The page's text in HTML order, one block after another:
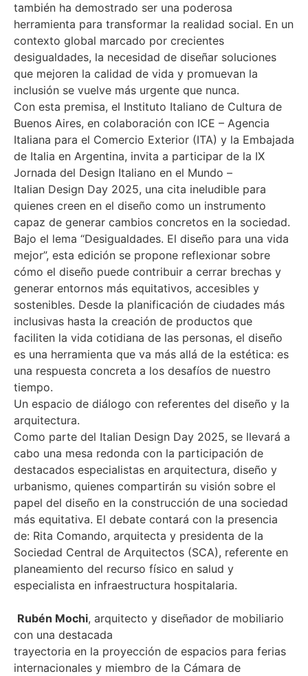
también ha demostrado ser una poderosa
herramienta para transformar la realidad social. En un
contexto global marcado por crecientes
desigualdades, la necesidad de diseñar soluciones
que mejoren la calidad de vida y promuevan la
inclusión se vuelve más urgente que nunca.
Con esta premisa, el Instituto Italiano de Cultura de
Buenos Aires, en colaboración con ICE – Agencia
Italiana para el Comercio Exterior (ITA) y la Embajada
de Italia en Argentina, invita a participar de la IX
Jornada del Design Italiano en el Mundo –
Italian Design Day 2025, una cita ineludible para
quienes creen en el diseño como un instrumento
capaz de generar cambios concretos en la sociedad.
Bajo el lema “Desigualdades. El diseño para una vida
mejor”, esta edición se propone reflexionar sobre
cómo el diseño puede contribuir a cerrar brechas y
generar entornos más equitativos, accesibles y
sostenibles. Desde la planificación de ciudades más
inclusivas hasta la creación de productos que
faciliten la vida cotidiana de las personas, el diseño
es una herramienta que va más allá de la estética: es
una respuesta concreta a los desafíos de nuestro
tiempo.
Un espacio de diálogo con referentes del diseño y la
arquitectura.
Como parte del Italian Design Day 2025, se llevará a
cabo una mesa redonda con la participación de
destacados especialistas en arquitectura, diseño y
urbanismo, quienes compartirán su visión sobre el
papel del diseño en la construcción de una sociedad
más equitativa. El debate contará con la presencia
de: Rita Comando, arquitecta y presidenta de la
Sociedad Central de Arquitectos (SCA), referente en
planeamiento del recurso físico en salud y
especialista en infraestructura hospitalaria.
Rubén Mochi, arquitecto y diseñador de mobiliario
con una destacada
trayectoria en la proyección de espacios para ferias
internacionales y miembro de la Cámara de